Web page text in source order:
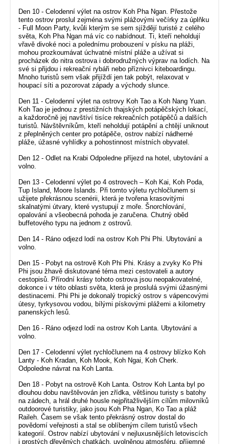
Den 10 - Celodenní výlet na ostrov Koh Pha Ngan. Přestože
tento ostrov proslul zejména svými plážovými večírky za úplňku
- Full Moon Party, kvůli kterým se sem sjíždějí turisté z celého
světa, Koh Pha Ngan má víc co nabídnout. Ti, kteří neholdují
vřavě divoké noci a polednímu probouzení v písku na pláži,
mohou prozkoumávat úchvatné místní pláže a užívat si
procházek do nitra ostrova i dobrodružných výprav na lodích. Na
své si přijdou i rekreační rybáři nebo příznivci kiteboardingu.
Mnoho turistů sem však přijíždí jen tak pobýt, relaxovat v
houpací síti a pozorovat západy a východy slunce.
Den 11 - Celodenní výlet na ostrovy Koh Tao a Koh Nang Yuan.
Koh Tao je jednou z prestižních thajských potápěčských lokací,
a každoročně jej navštíví tisíce rekreačních potápěčů a dalších
turistů. Návštěvníkům, kteří neholdují potápění a chtějí uniknout
z přeplněných center pro potápěče, ostrov nabízí nádherné
pláže, úžasné vyhlídky a pohostinnost místních obyvatel.
Den 12 - Odlet na Krabi Odpoledne příjezd na hotel, ubytování a
volno.
Den 13 - Celodenní výlet po 4 ostrovech – Koh Kai, Koh Poda,
Tup Island, Moore Islands. Při tomto výletu rychločlunem si
užijete překrásnou scenérii, která je tvořena krasovitými
skalnatými útvary, které vystupují z moře. Šnorchlování,
opalování a všeobecná pohoda je zaručena. Chutný oběd
buffetového typu na jednom z ostrovů.
Den 14 - Ráno odjezd lodí na ostrov Koh Phi Phi. Ubytování a
volno.
Den 15 - Pobyt na ostrově Koh Phi Phi. Krásy a zvyky Ko Phi
Phi jsou žhavě diskutované téma mezi cestovateli a autory
cestopisů. Přírodní krásy tohoto ostrova jsou neopakovatelné,
dokonce i v této oblasti světa, která je proslulá svými úžasnými
destinacemi. Phi Phi je dokonalý tropický ostrov s vápencovými
útesy, tyrkysovou vodou, bílými pískovými plážemi a kilometry
panenských lesů.
Den 16 - Ráno odjezd lodí na ostrov Koh Lanta. Ubytování a
volno.
Den 17 - Celodenní výlet rychločlunem na 4 ostrovy blízko Koh
Lanty - Koh Kradan, Koh Mook, Koh Ngai, Koh Cherk.
Odpoledne návrat na Koh Lanta.
Den 18 - Pobyt na ostrově Koh Lanta. Ostrov Koh Lanta byl po
dlouhou dobu navštěvován jen zřídka, většinou turisty s batohy
na zádech, a hrál druhé housle nejpřitažlivějším cílům milovníků
outdoorové turistiky, jako jsou Koh Pha Ngan, Ko Tao a pláž
Raileh. Časem se však tento překrásný ostrov dostal do
povědomí veřejnosti a stal se oblíbeným cílem turistů všech
kategorií. Ostrov nabízí ubytování v nejluxusnějších letoviscích
i prostých dřevěných chatkách, uvolněnou atmosféru, příjemné